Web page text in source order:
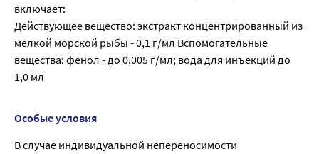
включает:
Действующее вещество: экстракт концентрированный из
мелкой морской рыбы - 0,1 г/мл Вспомогательные
вещества: фенол - до 0,005 г/мл; вода для инъекций до
1,0 мл
Особые условия
В случае индивидуальной непереносимости